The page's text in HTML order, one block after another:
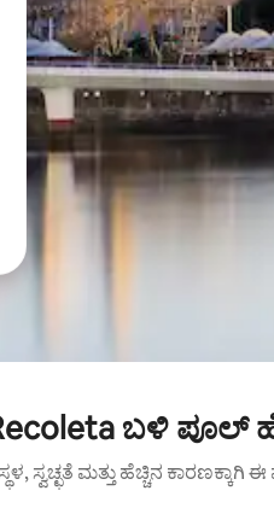
ಬಳಿ
ಸ್ವಚ್ಛತೆ ಮತ್ತು ಹೆಚ್ಚಿನ ಕಾರಣಕ್ಕಾಗಿ